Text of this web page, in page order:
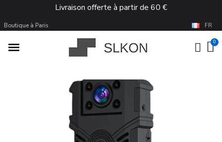
Livraison offerte à partir de 60 €
Boutique à Paris FR